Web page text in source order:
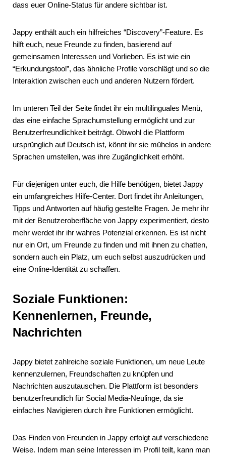
dass euer Online-Status für andere sichtbar ist.
Jappy enthält auch ein hilfreiches “Discovery”-Feature. Es
hilft euch, neue Freunde zu finden, basierend auf
gemeinsamen Interessen und Vorlieben. Es ist wie ein
“Erkundungstool”, das ähnliche Profile vorschlägt und so die
Interaktion zwischen euch und anderen Nutzern fördert.
Im unteren Teil der Seite findet ihr ein multilinguales Menü,
das eine einfache Sprachumstellung ermöglicht und zur
Benutzerfreundlichkeit beiträgt. Obwohl die Plattform
ursprünglich auf Deutsch ist, könnt ihr sie mühelos in andere
Sprachen umstellen, was ihre Zugänglichkeit erhöht.
Für diejenigen unter euch, die Hilfe benötigen, bietet Jappy
ein umfangreiches Hilfe-Center. Dort findet ihr Anleitungen,
Tipps und Antworten auf häufig gestellte Fragen. Je mehr ihr
mit der Benutzeroberfläche von Jappy experimentiert, desto
mehr werdet ihr ihr wahres Potenzial erkennen. Es ist nicht
nur ein Ort, um Freunde zu finden und mit ihnen zu chatten,
sondern auch ein Platz, um euch selbst auszudrücken und
eine Online-Identität zu schaffen.
Soziale Funktionen:
Kennenlernen, Freunde,
Nachrichten
Jappy bietet zahlreiche soziale Funktionen, um neue Leute
kennenzulernen, Freundschaften zu knüpfen und
Nachrichten auszutauschen. Die Plattform ist besonders
benutzerfreundlich für Social Media-Neulinge, da sie
einfaches Navigieren durch ihre Funktionen ermöglicht.
Das Finden von Freunden in Jappy erfolgt auf verschiedene
Weise. Indem man seine Interessen im Profil teilt, kann man